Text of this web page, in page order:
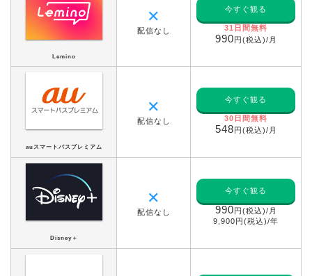
Lemino
✕
配信なし
今すぐ観る
31日間無料
990円(税込)/月
auスマートパスプレミアム
✕
配信なし
今すぐ観る
30日間無料
548円(税込)/月
Disney＋
✕
配信なし
今すぐ観る
990円(税込)/月
9,900円(税込)/年